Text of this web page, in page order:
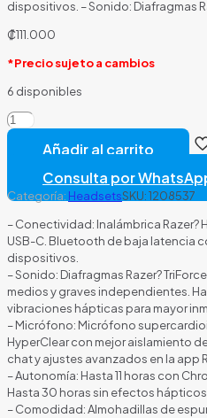
dispositivos. – Sonido: Diafragmas
₡111.000
*Precio sujeto a cambios
6 disponibles
HEADSET
GAMING
INALÁMBRICO
(BLUETOOTH/
2.4
GHZ)
PARA
PLAYSTATION
5
RZ04-
04030100-
R3U1
BLANCO
cantidad
Añadir al carrito
Consulta por
Categoría: HeadsetsSKU:1208537
– Conectividad: Inalámbrica Razer?
USB-C. Bluetooth de baja latencia
dispositivos.
– Sonido: Diafragmas Razer?
medios y graves independientes.
vibraciones hápticas para mayor
– Micrófono: Micrófono
HyperClear con mejor aislamiento
chat y ajustes avanzados en la app
– Autonomía: Hasta 11 horas con
Hasta 30 horas sin efectos hápticos
– Comodidad: Almohadillas de